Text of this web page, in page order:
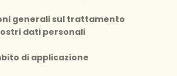
generali sul trattamento
dati personali
di applicazione